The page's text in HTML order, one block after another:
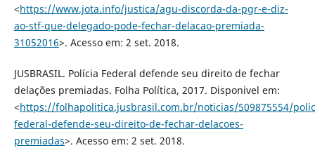
<https://www.jota.info/justica/agu-discorda-da-pgr-e-diz-
ao-stf-que-delegado-pode-fechar-delacao-premiada-
31052016>. Acesso em: 2 set. 2018.
JUSBRASIL. Polícia Federal defende seu direito de fechar
delações premiadas. Folha Política, 2017. Disponivel em:
<https://folhapolitica.jusbrasil.com.br/noticias/509875554/
federal-defende-seu-direito-de-fechar-delacoes-
premiadas>. Acesso em: 2 set. 2018.